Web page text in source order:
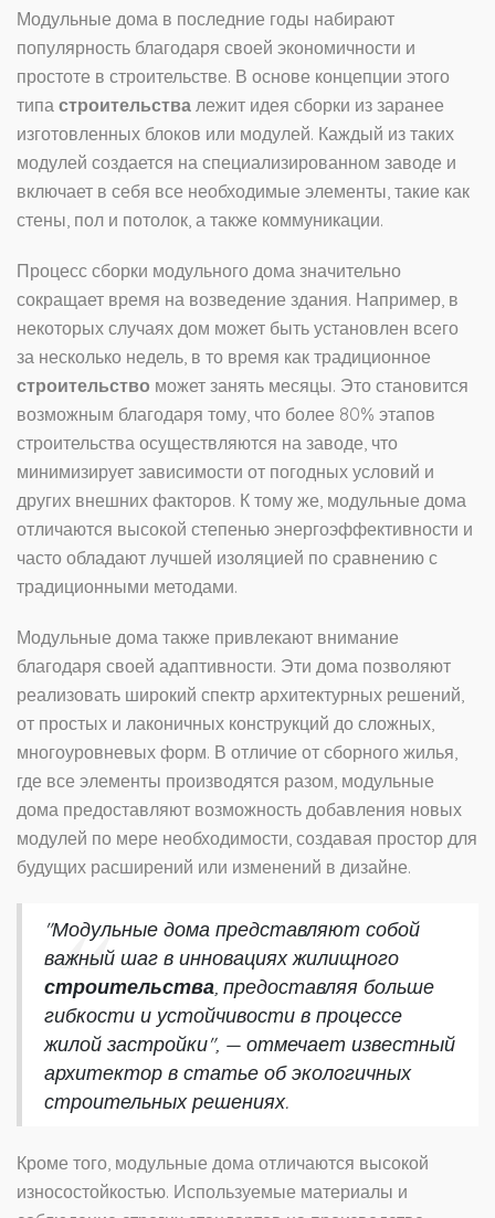
Модульные дома в последние годы набирают
популярность благодаря своей экономичности и
простоте в строительстве. В основе концепции этого
типа строительства лежит идея сборки из заранее
изготовленных блоков или модулей. Каждый из таких
модулей создается на специализированном заводе и
включает в себя все необходимые элементы, такие как
стены, пол и потолок, а также коммуникации.
Процесс сборки модульного дома значительно
сокращает время на возведение здания. Например, в
некоторых случаях дом может быть установлен всего
за несколько недель, в то время как традиционное
строительство может занять месяцы. Это становится
возможным благодаря тому, что более 80% этапов
строительства осуществляются на заводе, что
минимизирует зависимости от погодных условий и
других внешних факторов. К тому же, модульные дома
отличаются высокой степенью энергоэффективности и
часто обладают лучшей изоляцией по сравнению с
традиционными методами.
Модульные дома также привлекают внимание
благодаря своей адаптивности. Эти дома позволяют
реализовать широкий спектр архитектурных решений,
от простых и лаконичных конструкций до сложных,
многоуровневых форм. В отличие от сборного жилья,
где все элементы производятся разом, модульные
дома предоставляют возможность добавления новых
модулей по мере необходимости, создавая простор для
будущих расширений или изменений в дизайне.
"Модульные дома представляют собой
важный шаг в инновациях жилищного
строительства , предоставляя больше
гибкости и устойчивости в процессе
жилой застройки", — отмечает известный
архитектор в статье об экологичных
строительных решениях.
Кроме того, модульные дома отличаются высокой
износостойкостью. Используемые материалы и